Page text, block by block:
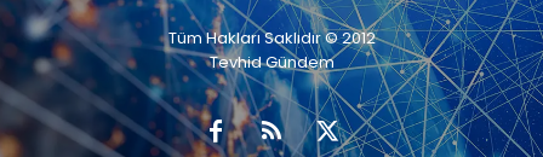
Tüm Hakları Saklıdır © 2012
Tevhid Gündem